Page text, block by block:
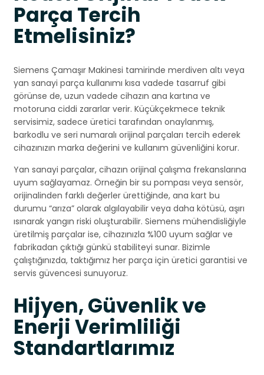
Parça Tercih
Etmelisiniz?
Siemens Çamaşır Makinesi tamirinde merdiven altı veya
yan sanayi parça kullanımı kısa vadede tasarruf gibi
görünse de, uzun vadede cihazın ana kartına ve
motoruna ciddi zararlar verir. Küçükçekmece teknik
servisimiz, sadece üretici tarafından onaylanmış,
barkodlu ve seri numaralı orijinal parçaları tercih ederek
cihazınızın marka değerini ve kullanım güvenliğini korur.
Yan sanayi parçalar, cihazın orijinal çalışma frekanslarına
uyum sağlayamaz. Örneğin bir su pompası veya sensör,
orijinalinden farklı değerler ürettiğinde, ana kart bu
durumu “arıza” olarak algılayabilir veya daha kötüsü, aşırı
ısınarak yangın riski oluşturabilir. Siemens mühendisliğiyle
üretilmiş parçalar ise, cihazınızla %100 uyum sağlar ve
fabrikadan çıktığı günkü stabiliteyi sunar. Bizimle
çalıştığınızda, taktığımız her parça için üretici garantisi ve
servis güvencesi sunuyoruz.
Hijyen, Güvenlik ve
Enerji Verimliliği
Standartlarımız